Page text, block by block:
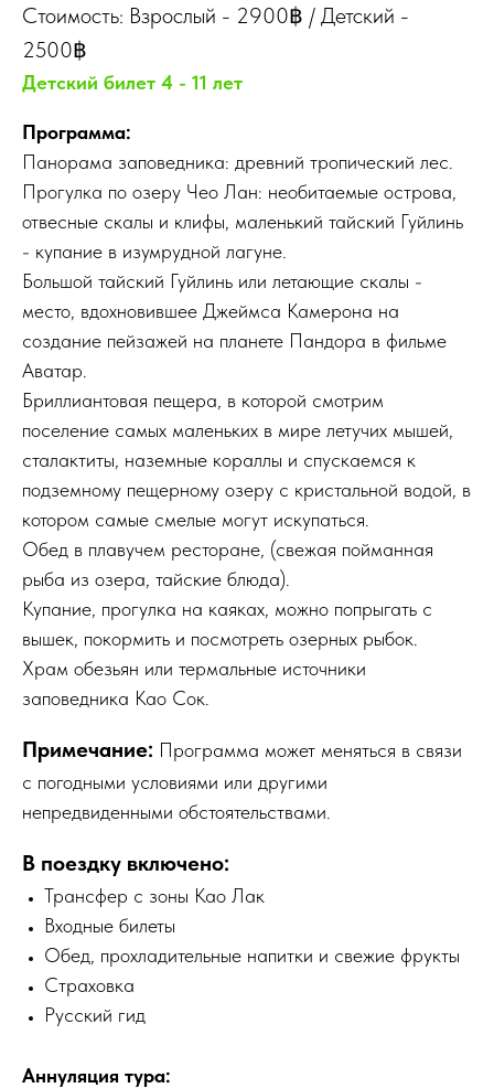
Стоимость: Взрослый - 2900฿ / Детский -
2500฿
Детский билет 4 - 11 лет
Программа:
Панорама заповедника: древний тропический лес.
Прогулка по озеру Чео Лан: необитаемые острова,
отвесные скалы и клифы, маленький тайский Гуйлинь
- купание в изумрудной лагуне.
Большой тайский Гуйлинь или летающие скалы -
место, вдохновившее Джеймса Камерона на
создание пейзажей на планете Пандора в фильме
Аватар.
Бриллиантовая пещера, в которой смотрим
поселение самых маленьких в мире летучих мышей,
сталактиты, наземные кораллы и спускаемся к
подземному пещерному озеру с кристальной водой, в
котором самые смелые могут искупаться.
Обед в плавучем ресторане, (свежая пойманная
рыба из озера, тайские блюда).
Купание, прогулка на каяках, можно попрыгать с
вышек, покормить и посмотреть озерных рыбок.
Храм обезьян или термальные источники
заповедника Као Сок.
Примечание: Программа может меняться в связи
с погодными условиями или другими
непредвиденными обстоятельствами.
В поездку включено:
Трансфер с зоны Као Лак
Входные билеты
Обед, прохладительные напитки и свежие фрукты
Страховка
Русский гид
Аннуляция тура: